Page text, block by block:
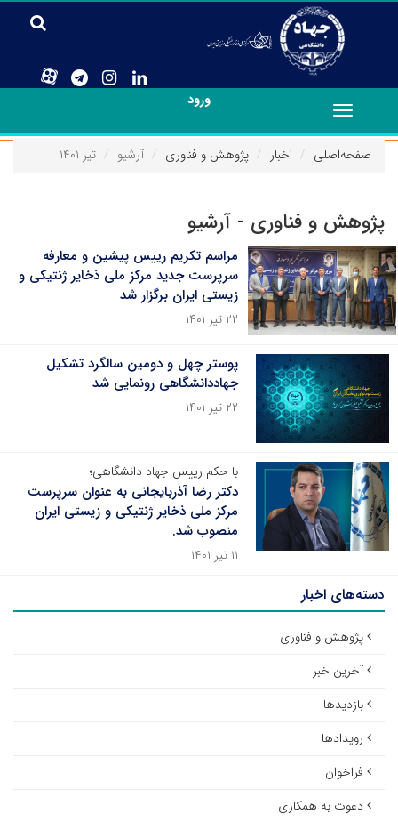
ورود
Toggle
navigation
صفحه‌اصلی
اخبار پژوهش و فناوری آرشیو تیر ۱۴۰۱
پژوهش و فناوری - آرشیو
مراسم تکریم رییس پیشین و معارفه
سرپرست جدید مرکز ملی ذخایر ژنتیکی و
زیستی ایران برگزار شد
۲۲ تیر ۱۴۰۱
پوستر چهل و دومین سالگرد تشکیل
جهاددانشگاهی رونمایی شد
۲۲ تیر ۱۴۰۱
با حکم رییس جهاد دانشگاهی؛
دکتر رضا آذربایجانی به عنوان سرپرست
مرکز ملی ذخایر ژنتیکی و زیستی ایران
منصوب شد.
۱۱ تیر ۱۴۰۱
دسته‌های اخبار
پژوهش و فناوری
آخرین خبر
بازدیدها
رویدادها
فراخوان
دعوت به همکاری